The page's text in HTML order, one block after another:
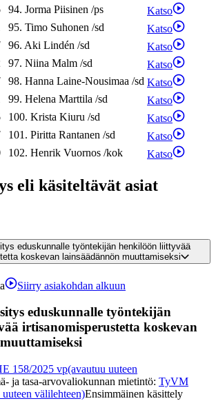
94. Jorma Piisinen /ps
Katso
95. Timo Suhonen /sd
Katso
96. Aki Lindén /sd
Katso
97. Niina Malm /sd
Katso
98. Hanna Laine-Nousimaa /sd Katso
99. Helena Marttila /sd
Katso
100. Krista Kiuru /sd
Katso
101. Piritta Rantanen /sd
Katso
102. Henrik Vuornos /kok Katso
eli käsiteltävät asiat
eduskunnalle työntekijän henkilöön liittyvää
koskevan lainsäädännön muuttamiseksi
Siirry asiakohdan alkuun
eduskunnalle työntekijän
irtisanomisperustetta koskevan
158/2025 vp(avautuu uuteen
ja tasa-arvovaliokunnan mietintö: TyVM
välilehteen)Ensimmäinen käsittely